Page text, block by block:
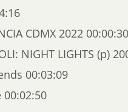
CDMX 2022 00:00:30
NIGHT LIGHTS (p)
00:03:09